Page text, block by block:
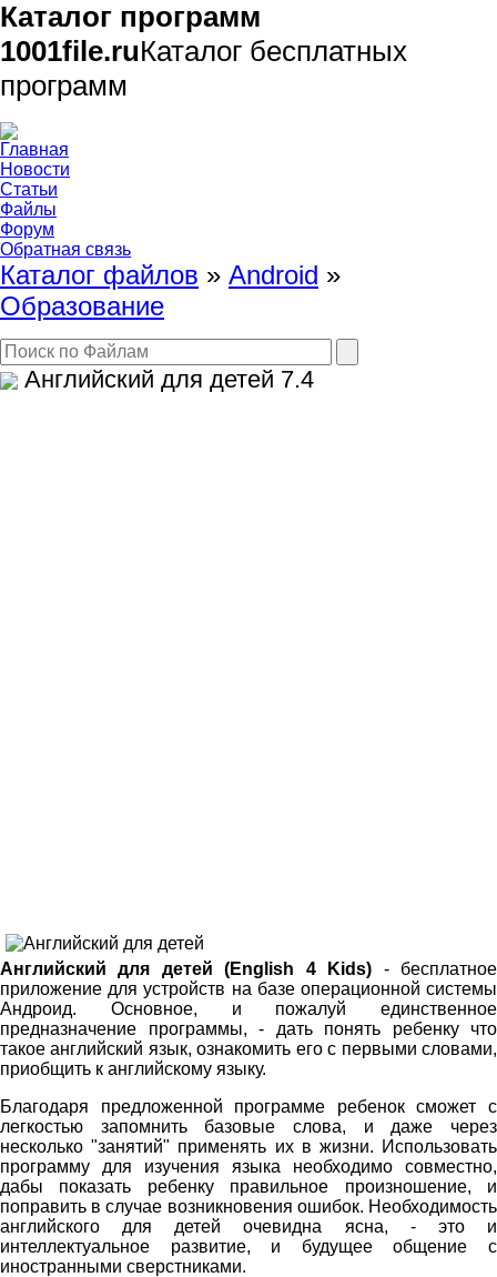
Каталог программ
1001file.ruКаталог бесплатных
программ
Главная
Новости
Статьи
Файлы
Форум
Обратная связь
Каталог файлов » Android »
Образование
Английский для детей 7.4
Английский для детей (English 4 Kids) - бесплатное
приложение для устройств на базе операционной системы
Андроид. Основное, и пожалуй единственное
предназначение программы, - дать понять ребенку что
такое английский язык, ознакомить его с первыми словами,
приобщить к английскому языку.
Благодаря предложенной программе ребенок сможет с
легкостью запомнить базовые слова, и даже через
несколько "занятий" применять их в жизни. Использовать
программу для изучения языка необходимо совместно,
дабы показать ребенку правильное произношение, и
поправить в случае возникновения ошибок. Необходимость
английского для детей очевидна ясна, - это и
интеллектуальное развитие, и будущее общение с
иностранными сверстниками.